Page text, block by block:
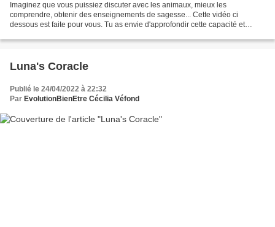
Imaginez que vous puissiez discuter avec les animaux, mieux les
comprendre, obtenir des enseignements de sagesse... Cette vidéo ci
dessous est faite pour vous. Tu as envie d'approfondir cette capacité et
Luna's Coracle
Publié le 24/04/2022 à 22:32
Par EvolutionBienEtre Cécilia Véfond